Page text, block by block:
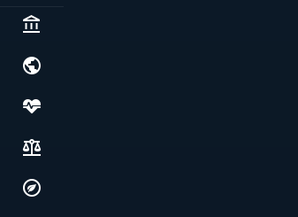
Politics & institutions
Society, justice & freedoms
Economy, environment & technology